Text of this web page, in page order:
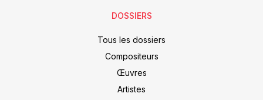
DOSSIERS
Tous les dossiers
Compositeurs
Œuvres
Artistes